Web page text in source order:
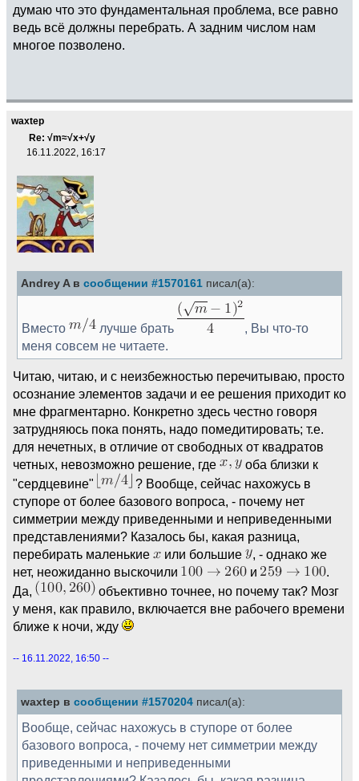
думаю что это фундаментальная проблема, все равно
ведь всё должны перебрать. А задним числом нам
многое позволено.
waxtep
Re: √m≈√x+√y
16.11.2022, 16:17
Andrey A в сообщении #1570161 писал(а):
Вместо лучше брать
, Вы что-то
меня совсем не читаете.
Читаю, читаю, и с неизбежностью перечитываю, просто
осознание элементов задачи и ее решения приходит ко
мне фрагментарно. Конкретно здесь честно говоря
затрудняюсь пока понять, надо помедитировать; т.е.
для нечетных, в отличие от свободных от квадратов
четных, невозможно решение, где
оба близки к
"сердцевине"
? Вообще, сейчас нахожусь в
ступоре от более базового вопроса, - почему нет
симметрии между приведенными и неприведенными
представлениями? Казалось бы, какая разница,
перебирать маленькие
или большие
, - однако же
нет, неожиданно выскочили
и
.
Да,
объективно точнее, но почему так? Мозг
у меня, как правило, включается вне рабочего времени
ближе к ночи, жду
-- 16.11.2022, 16:50 --
waxtep в сообщении #1570204 писал(а):
Вообще, сейчас нахожусь в ступоре от более
базового вопроса, - почему нет симметрии между
приведенными и неприведенными